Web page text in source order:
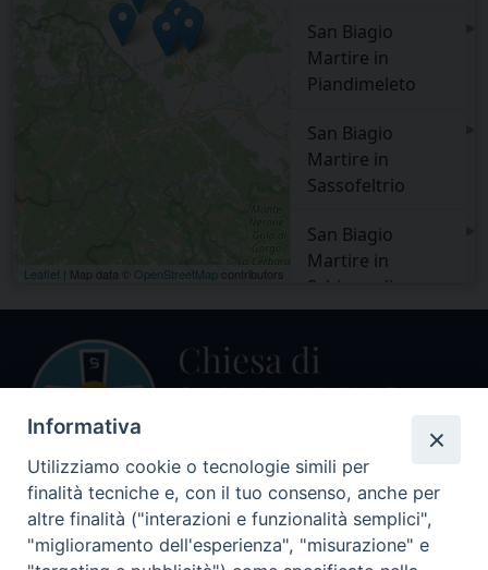
Leaflet | Map data © OpenStreetMap contributors
San Biagio
Martire in
Piandimeleto
San Biagio
Martire in
Sassofeltrio
San Biagio
Martire in
Schigno di
Casteldelci
San Cassiano
Vescovo in
San Cristoforo
Martire in
Certalto di
Macerata Feltria
Centralino Curia Vescovile
0541 913711
Informativa
Utilizziamo cookie o tecnologie simili per
finalità tecniche e, con il tuo consenso, anche per
altre finalità ("interazioni e funzionalità semplici",
"miglioramento dell'esperienza", "misurazione" e